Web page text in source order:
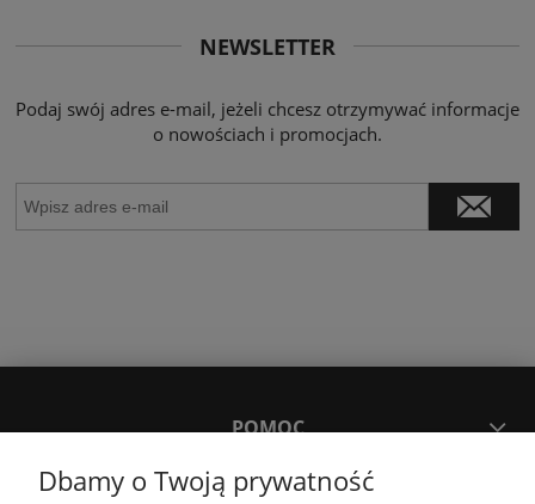
NEWSLETTER
Podaj swój adres e-mail, jeżeli chcesz otrzymywać informacje
o nowościach i promocjach.
POMOC
Dbamy o Twoją prywatność